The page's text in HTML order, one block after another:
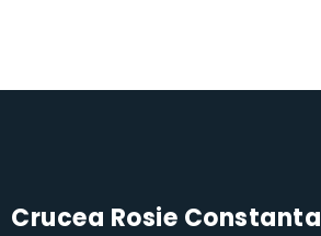
Crucea Rosie Constanta